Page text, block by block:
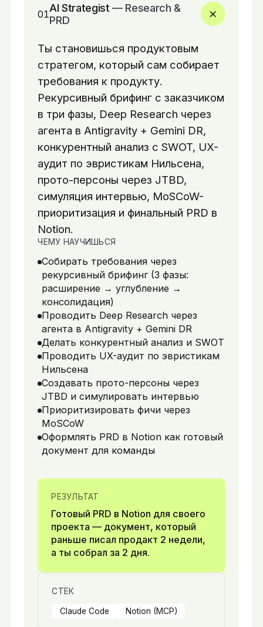
01AI Strategist — Research &
PRD
Ты становишься продуктовым
стратегом, который сам собирает
требования к продукту.
Рекурсивный брифинг с заказчиком
в три фазы, Deep Research через
агента в Antigravity + Gemini DR,
конкурентный анализ с SWOT, UX-
аудит по эвристикам Нильсена,
прото-персоны через JTBD,
симуляция интервью, MoSCoW-
приоритизация и финальный PRD в
Notion.
ЧЕМУ НАУЧИШЬСЯ
Собирать требования через
рекурсивный брифинг (3 фазы:
расширение → углубление →
консолидация)
Проводить Deep Research через
агента в Antigravity + Gemini DR
Делать конкурентный анализ и SWOT
Проводить UX-аудит по эвристикам
Нильсена
Создавать прото-персоны через
JTBD и симулировать интервью
Приоритизировать фичи через
MoSCoW
Оформлять PRD в Notion как готовый
документ для команды
РЕЗУЛЬТАТ
Готовый PRD в Notion для своего
проекта — документ, который
раньше писал продакт 2 недели,
а ты собрал за 2 дня.
СТЕК
Claude Code Notion (MCP)